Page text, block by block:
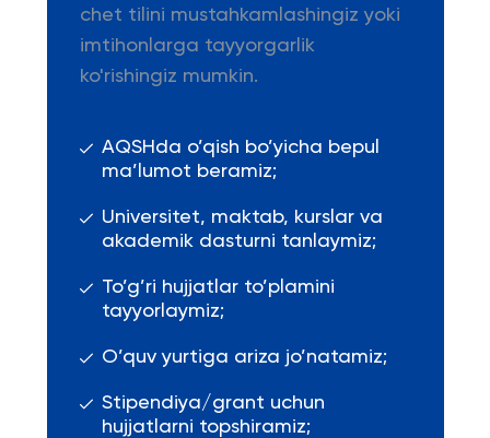
chet tilini mustahkamlashingiz yoki
imtihonlarga tayyorgarlik
ko'rishingiz mumkin.
AQSHda o’qish bo’yicha bepul
ma’lumot beramiz;
Universitet, maktab, kurslar va
akademik dasturni tanlaymiz;
To’g’ri hujjatlar to’plamini
tayyorlaymiz;
O’quv yurtiga ariza jo’natamiz;
Stipendiya/grant uchun
hujjatlarni topshiramiz;